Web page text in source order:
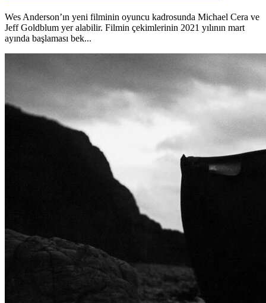
Wes Anderson’ın yeni filminin oyuncu kadrosunda Michael Cera ve
Jeff Goldblum yer alabilir. Filmin çekimlerinin 2021 yılının mart
ayında başlaması bek...